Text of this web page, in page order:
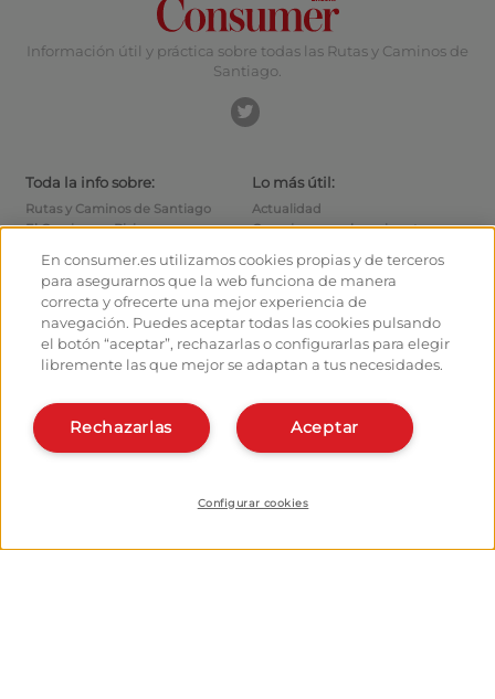
Información útil y práctica sobre todas las Rutas y Caminos de
Santiago.
Toda la info sobre:
Rutas y Caminos de Santiago
El Camino en Bici
Monumentos
Foro de caminantes
Fotografías de los peregrinos
Lo más útil:
Actualidad
Consejos para el caminante
Cómo salir de Santiago
Calcula tus gastos
Historia
Hostaleros:
Gestiona tu Albergue
Conócenos:
¿Quiénes somos?
Organiza y planifica tu
camino
Apps del camino
En consumer.es utilizamos cookies propias y de terceros
para asegurarnos que la web funciona de manera
correcta y ofrecerte una mejor experiencia de
navegación. Puedes aceptar todas las cookies pulsando
el botón “aceptar”, rechazarlas o configurarlas para elegir
libremente las que mejor se adaptan a tus necesidades.
Aceptar
Rechazarlas
Configurar cookies